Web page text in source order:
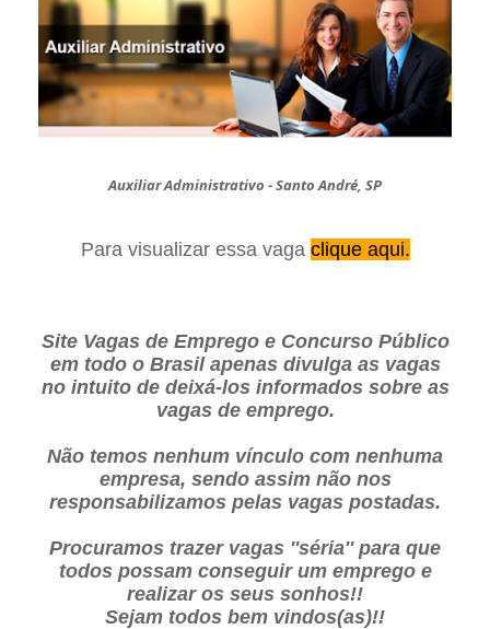
Auxiliar Administrativo - Santo André, SP
Para visualizar essa vaga clique aqui.
Site Vagas de Emprego e Concurso Público
em todo o Brasil apenas divulga as vagas
no intuito de deixá-los informados sobre as
vagas de emprego.
Não temos nenhum vínculo com nenhuma
empresa, sendo assim não nos
responsabilizamos pelas vagas postadas.
Procuramos trazer vagas ''séria'' para que
todos possam conseguir um emprego e
realizar os seus sonhos!!
Sejam todos bem vindos(as)!!